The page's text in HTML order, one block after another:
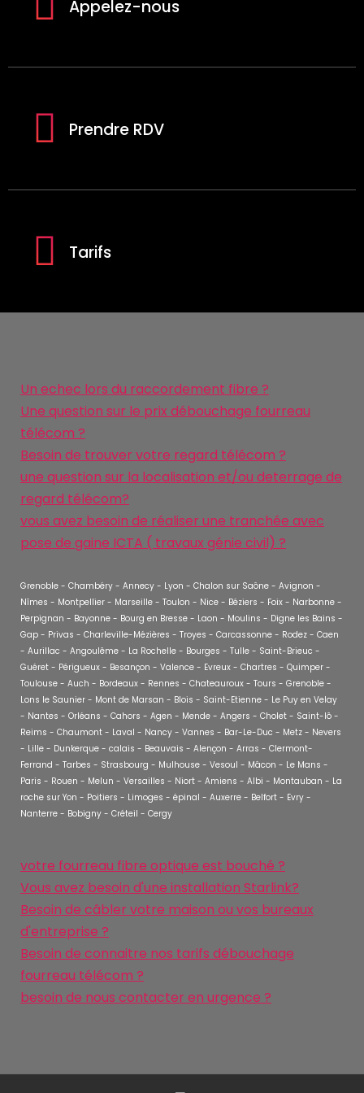
Appelez-nous
Prendre RDV
Tarifs
Un echec lors du raccordement fibre ?
Une question sur le prix débouchage fourreau
télécom ?
Besoin de trouver votre regard télécom ?
une question sur la localisation et/ou deterrage de
regard télécom?
vous avez besoin de réaliser une tranchée avec
pose de gaine ICTA ( travaux génie civil) ?
Grenoble - Chambéry - Annecy - Lyon - Chalon sur Saône - Avignon -
Nîmes - Montpellier - Marseille - Toulon - Nice - Béziers - Foix - Narbonne -
Perpignan - Bayonne - Bourg en Bresse - Laon - Moulins - Digne les Bains -
Gap - Privas - Charleville-Mézières - Troyes - Carcassonne - Rodez - Caen
- Aurillac - Angoulême - La Rochelle - Bourges - Tulle - Saint-Brieuc -
Guéret - Périgueux - Besançon - Valence - Evreux - Chartres - Quimper -
Toulouse - Auch - Bordeaux - Rennes - Chateauroux - Tours - Grenoble -
Lons le Saunier - Mont de Marsan - Blois - Saint-Etienne - Le Puy en Velay
- Nantes - Orléans - Cahors - Agen - Mende - Angers - Cholet - Saint-lô -
Reims - Chaumont - Laval - Nancy - Vannes - Bar-Le-Duc - Metz - Nevers
- Lille - Dunkerque - calais - Beauvais - Alençon - Arras - Clermont-
Ferrand - Tarbes - Strasbourg - Mulhouse - Vesoul - Mâcon - Le Mans -
Paris - Rouen - Melun - Versailles - Niort - Amiens - Albi - Montauban - La
roche sur Yon - Poitiers - Limoges - épinal - Auxerre - Belfort - Evry -
Nanterre - Bobigny - Créteil - Cergy
votre fourreau fibre optique est bouché ?
Vous avez besoin d'une installation Starlink?
Besoin de câbler votre maison ou vos bureaux
d'entreprise ?
Besoin de connaitre nos tarifs débouchage
fourreau télécom ?
besoin de nous contacter en urgence ?